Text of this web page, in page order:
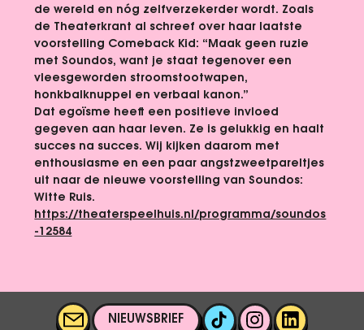
de wereld en nóg zelfverzekerder wordt. Zoals
de Theaterkrant al schreef over haar laatste
voorstelling Comeback Kid: “Maak geen ruzie
met Soundos, want je staat tegenover een
vleesgeworden stroomstootwapen,
honkbalknuppel en verbaal kanon.”
Dat egoïsme heeft een positieve invloed
gegeven aan haar leven. Ze is gelukkig en haalt
succes na succes. Wij kijken daarom met
enthousiasme en een paar angstzweetpareltjes
uit naar de nieuwe voorstelling van Soundos:
Witte Ruis.
https://theaterspeelhuis.nl/programma/soundos
-12584
NIEUWSBRIEF